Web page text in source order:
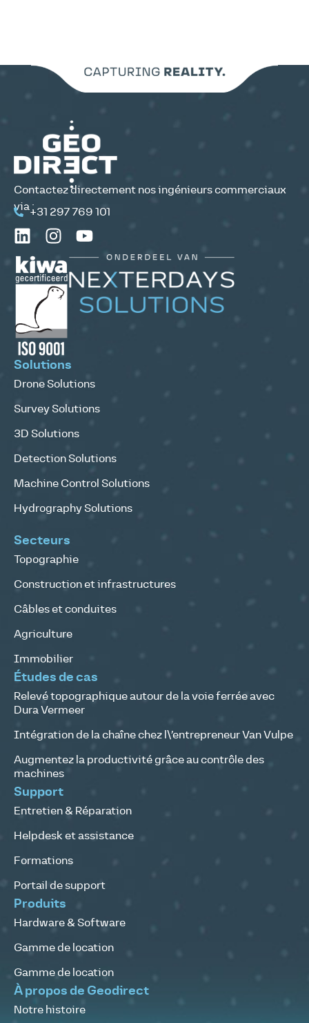
Contactez directement nos ingénieurs commerciaux
via :
+31 297 769 101
Solutions
Drone Solutions
Survey Solutions
3D Solutions
Detection Solutions
Machine Control Solutions
Hydrography Solutions
Secteurs
Topographie
Construction et infrastructures
Câbles et conduites
Agriculture
Immobilier
Études de cas
Relevé topographique autour de la voie ferrée avec
Dura Vermeer
Intégration de la chaîne chez l\’entrepreneur Van Vulpe
Augmentez la productivité grâce au contrôle des
machines
Support
Entretien & Réparation
Helpdesk et assistance
Formations
Portail de support
Produits
Hardware & Software
Gamme de location
Gamme de location
À propos de Geodirect
Notre histoire